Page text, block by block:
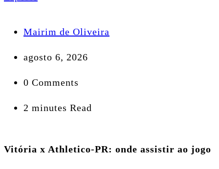
Mairim de Oliveira
agosto 6, 2026
0 Comments
2 minutes Read
Vitória x Athletico-PR: onde assistir ao jogo